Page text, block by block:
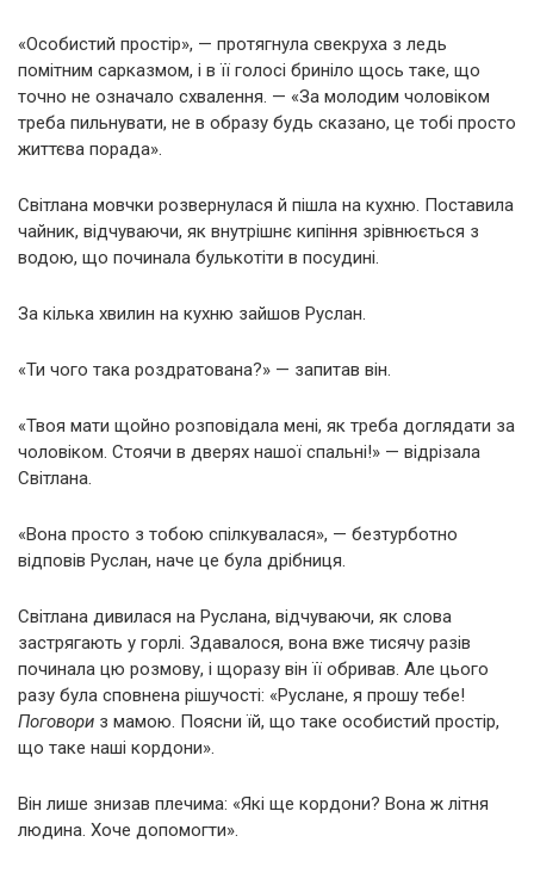
«Особистий простір», — протягнула свекруха з ледь
помітним сарказмом, і в її голосі бриніло щось таке, що
точно не означало схвалення. — «За молодим чоловіком
треба пильнувати, не в образу будь сказано, це тобі просто
життєва порада».
Світлана мовчки розвернулася й пішла на кухню. Поставила
чайник, відчуваючи, як внутрішнє кипіння зрівнюється з
водою, що починала булькотіти в посудині.
За кілька хвилин на кухню зайшов Руслан.
«Ти чого така роздратована?» — запитав він.
«Твоя мати щойно розповідала мені, як треба доглядати за
чоловіком. Стоячи в дверях нашої спальні!» — відрізала
Світлана.
«Вона просто з тобою спілкувалася», — безтурботно
відповів Руслан, наче це була дрібниця.
Світлана дивилася на Руслана, відчуваючи, як слова
застрягають у горлі. Здавалося, вона вже тисячу разів
починала цю розмову, і щоразу він її обривав. Але цього
разу була сповнена рішучості: «Руслане, я прошу тебе!
Поговори з мамою. Поясни їй, що таке особистий простір,
що таке наші кордони».
Він лише знизав плечима: «Які ще кордони? Вона ж літня
людина. Хоче допомогти».